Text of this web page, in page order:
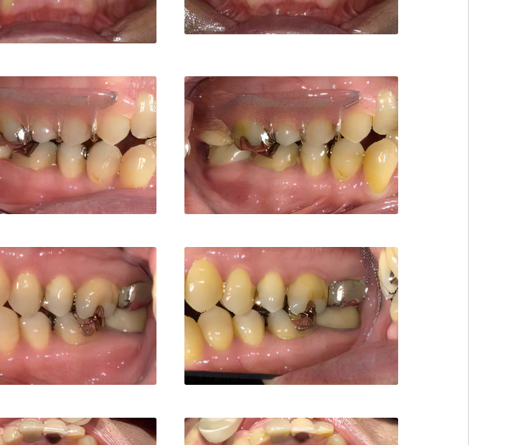
TEL:0423521551
こすが歯科医院 TEL:0423521551
TEL:0423521551 こすが歯科医院 TEL:0423521551
TEL:0423521551 こすが歯科医院 TEL:0423521551